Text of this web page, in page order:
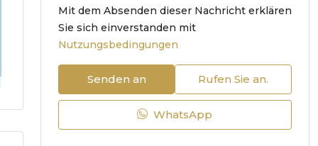
Mit dem Absenden dieser Nachricht erklären
Sie sich einverstanden mit
Nutzungsbedingungen
Senden an Rufen Sie an.
WhatsApp